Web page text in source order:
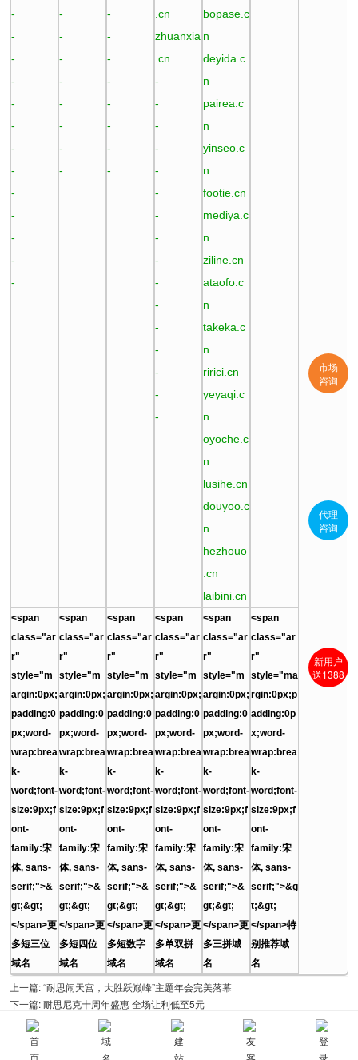
-
-
-
-
-
-
-
-
-
-
-
-
-
-
-
-
-
-
-
-
-
-
-
-
-
-
-
-
-
.cn
zhuanxia
.cn
-
-
-
-
-
-
-
-
-
-
-
-
-
-
-
-
bopase.c
n
deyida.c
n
pairea.c
n
yinseo.c
n
footie.cn
mediya.c
n
ziline.cn
ataofo.c
n
takeka.c
n
ririci.cn
yeyaqi.c
n
oyoche.c
n
lusihe.cn
douyoo.c
n
hezhouo
.cn
laibini.cn
<span
class="ar
r"
style="m
argin:0px;
padding:0
px;word-
wrap:brea
k-
word;font-
size:9px;f
ont-
family:宋
体, sans-
serif;">&
gt;&gt;
</span>更
多短三位
域名
<span
class="ar
r"
style="m
argin:0px;
padding:0
px;word-
wrap:brea
k-
word;font-
size:9px;f
ont-
family:宋
体, sans-
serif;">&
gt;&gt;
</span>更
多短四位
域名
<span
class="ar
r"
style="m
argin:0px;
padding:0
px;word-
wrap:brea
k-
word;font-
size:9px;f
ont-
family:宋
体, sans-
serif;">&
gt;&gt;
</span>更
多短数字
域名
<span
class="ar
r"
style="m
argin:0px;
padding:0
px;word-
wrap:brea
k-
word;font-
size:9px;f
ont-
family:宋
体, sans-
serif;">&
gt;&gt;
</span>更
多单双拼
域名
<span
class="ar
r"
style="m
argin:0px;
padding:0
px;word-
wrap:brea
k-
word;font-
size:9px;f
ont-
family:宋
体, sans-
serif;">&
gt;&gt;
</span>更
多三拼域
名
<span
class="ar
r"
style="ma
rgin:0px;p
adding:0p
x;word-
wrap:brea
k-
word;font-
size:9px;f
ont-
family:宋
体, sans-
serif;">&g
t;&gt;
</span>特
别推荐域
名
上一篇:“耐思闹天宫，大胜跃巅峰”主题年会完美落幕
下一篇:耐思尼克十周年盛惠 全场让利低至5元
返回所有新闻信息
市场
咨询
代理
咨询
新用户
送1388